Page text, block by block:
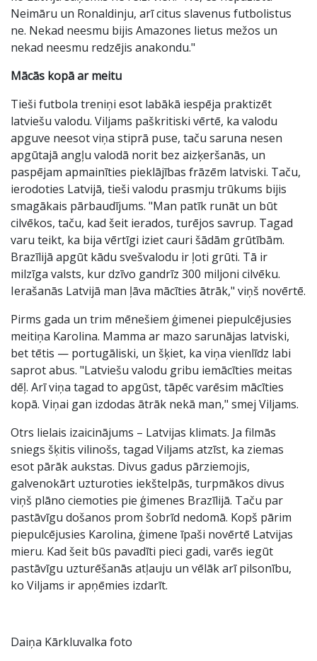
Neimāru un Ronaldinju, arī citus slavenus futbolistus
ne. Nekad neesmu bijis Amazones lietus mežos un
nekad neesmu redzējis anakondu."
Mācās kopā ar meitu
Tieši futbola treniņi esot labākā iespēja praktizēt
latviešu valodu. Viljams paškritiski vērtē, ka valodu
apguve neesot viņa stiprā puse, taču saruna nesen
apgūtajā angļu valodā norit bez aizķeršanās, un
paspējam apmainīties pieklājības frāzēm latviski. Taču,
ierodoties Latvijā, tieši valodu prasmju trūkums bijis
smagākais pārbaudījums. "Man patīk runāt un būt
cilvēkos, taču, kad šeit ierados, turējos savrup. Tagad
varu teikt, ka bija vērtīgi iziet cauri šādām grūtībām.
Brazīlijā apgūt kādu svešvalodu ir ļoti grūti. Tā ir
milzīga valsts, kur dzīvo gandrīz 300 miljoni cilvēku.
Ierašanās Latvijā man ļāva mācīties ātrāk," viņš novērtē.
Pirms gada un trim mēnešiem ģimenei piepulcējusies
meitiņa Karolina. Mamma ar mazo sarunājas latviski,
bet tētis — portugāliski, un šķiet, ka viņa vienlīdz labi
saprot abus. "Latviešu valodu gribu iemācīties meitas
dēļ. Arī viņa tagad to apgūst, tāpēc varēsim mācīties
kopā. Viņai gan izdodas ātrāk nekā man," smej Viljams.
Otrs lielais izaicinājums – Latvijas klimats. Ja filmās
sniegs šķitis vilinošs, tagad Viljams atzīst, ka ziemas
esot pārāk aukstas. Divus gadus pārziemojis,
galvenokārt uzturoties iekštelpās, turpmākos divus
viņš plāno ciemoties pie ģimenes Brazīlijā. Taču par
pastāvīgu došanos prom šobrīd nedomā. Kopš pārim
piepulcējusies Karolina, ģimene īpaši novērtē Latvijas
mieru. Kad šeit būs pavadīti pieci gadi, varēs iegūt
pastāvīgu uzturēšanās atļauju un vēlāk arī pilsonību,
ko Viljams ir apņēmies izdarīt.
Daiņa Kārkluvalka foto